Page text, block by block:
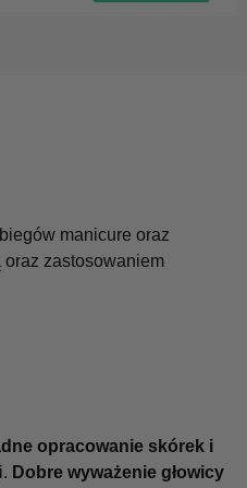
manicure oraz
oraz zastosowaniem
opracowanie skórek i
Dobre wyważenie głowicy